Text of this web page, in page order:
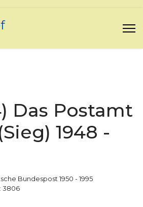
Das Postamt
1948 -
Bundespost 1950 - 1995
3806